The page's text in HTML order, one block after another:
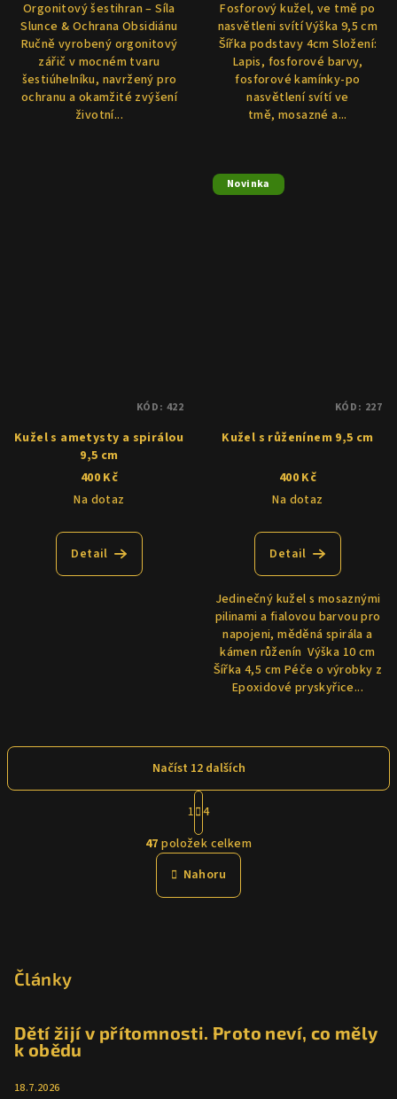
Orgonitový šestihran – Síla
Slunce & Ochrana Obsidiánu
Ručně vyrobený orgonitový
zářič v mocném tvaru
šestiúhelníku, navržený pro
ochranu a okamžité zvýšení
životní...
Fosforový kužel, ve tmě po
nasvětleni svítí Výška 9,5 cm
Šířka podstavy 4cm Složení:
Lapis, fosforové barvy,
fosforové kamínky-po
nasvětlení svítí ve
tmě, mosazné a...
Kužel s ametysty a spirálou
9,5 cm
400 Kč
Na dotaz
Detail
KÓD: 422
Novinka
Kužel s růženínem 9,5 cm
400 Kč
Na dotaz
Detail
Jedinečný kužel s mosaznými
pilinami a fialovou barvou pro
napojeni, měděná spirála a
kámen růženín Výška 10 cm
Šířka 4,5 cm Péče o výrobky z
Epoxidové pryskyřice...
KÓD: 227
O
v
l
á
v
Načíst 12 dalších
S
t
r
á
n
k
o
1 4
47 položek celkem
Nahoru
Články
Dětí žijí v přítomnosti. Proto neví, co měly
k obědu
18.7.2026